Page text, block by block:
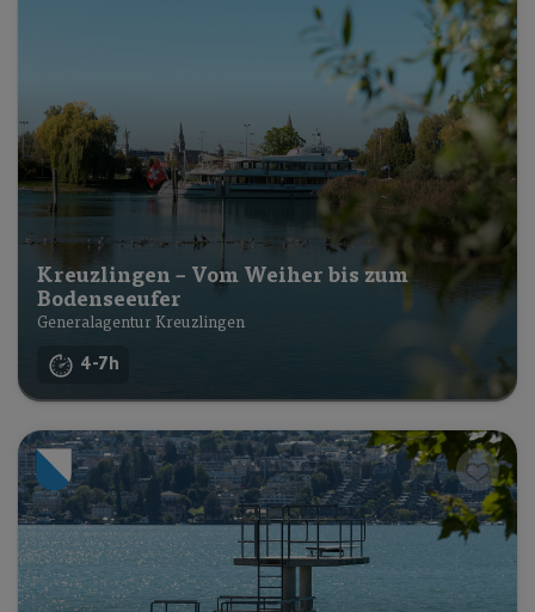
Kreuzlingen – Vom Weiher bis zum
Bodenseeufer
Generalagentur Kreuzlingen
4-7h